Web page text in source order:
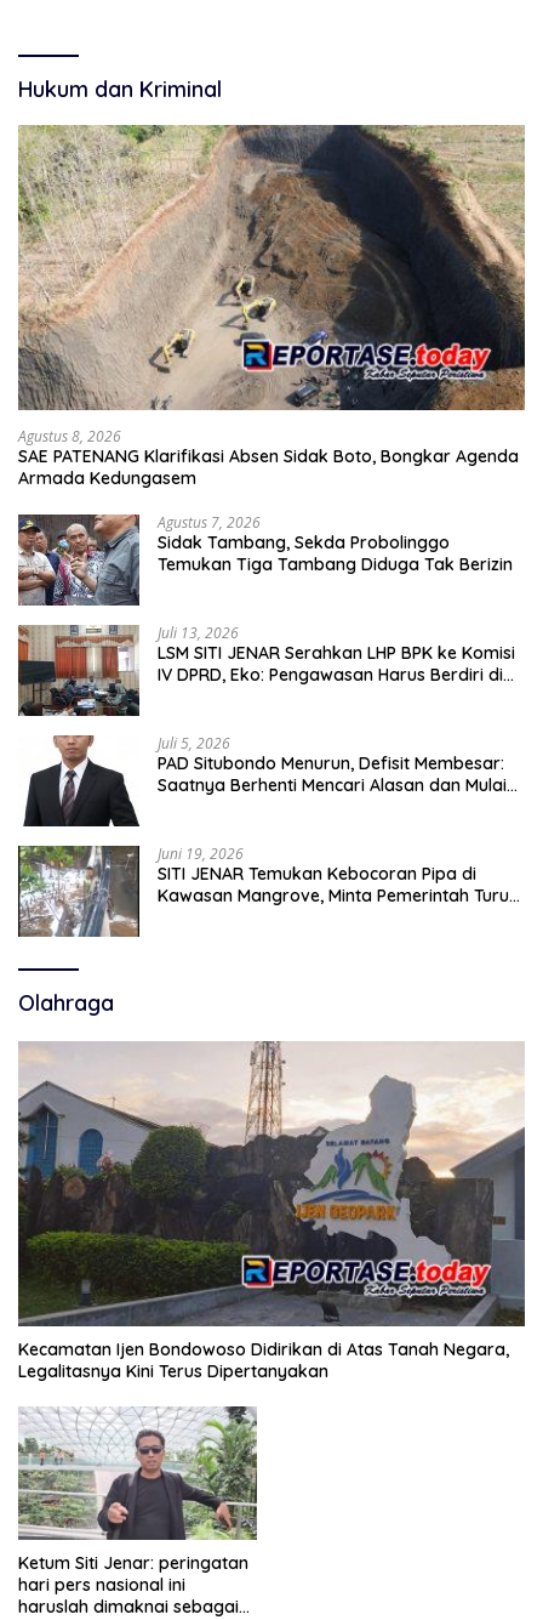
Hukum dan Kriminal
Agustus 8, 2026
SAE PATENANG Klarifikasi Absen Sidak Boto, Bongkar Agenda
Armada Kedungasem
Agustus 7, 2026
Sidak Tambang, Sekda Probolinggo
Temukan Tiga Tambang Diduga Tak Berizin
Juli 13, 2026
LSM SITI JENAR Serahkan LHP BPK ke Komisi
IV DPRD, Eko: Pengawasan Harus Berdiri di
Juli 5, 2026
PAD Situbondo Menurun, Defisit Membesar:
Saatnya Berhenti Mencari Alasan dan Mulai
Juni 19, 2026
SITI JENAR Temukan Kebocoran Pipa di
Kawasan Mangrove, Minta Pemerintah Turun
Olahraga
Kecamatan Ijen Bondowoso Didirikan di Atas Tanah Negara,
Legalitasnya Kini Terus Dipertanyakan
Ketum Siti Jenar: peringatan
hari pers nasional ini
haruslah dimaknai sebagai